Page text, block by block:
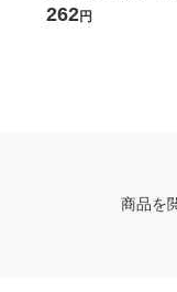
ジャスター MN-25M8
262円
商品を